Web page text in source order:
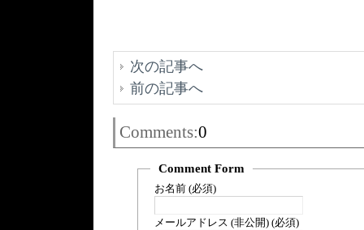
次の記事へ
前の記事へ
Comments:0
Comment Form
お名前 (必須)
メールアドレス (非公開) (必須)